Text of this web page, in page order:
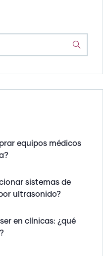
equipos médicos
sistemas de
ultrasonido?
en clínicas: ¿qué